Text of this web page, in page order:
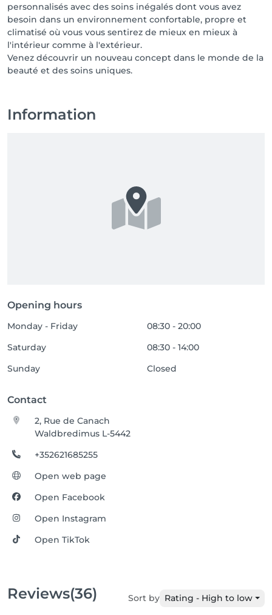
personnalisés avec des soins inégalés dont vous avez
besoin dans un environnement confortable, propre et
climatisé où vous vous sentirez de mieux en mieux à
l'intérieur comme à l'extérieur.
Venez découvrir un nouveau concept dans le monde de la
beauté et des soins uniques.
Information
Opening hours
Monday - Friday
08:30 - 20:00
Saturday
08:30 - 14:00
Sunday
Closed
Contact
2, Rue de Canach
Waldbredimus L-5442
+352621685255
Open web page
Open Facebook
Open Instagram
Open TikTok
Reviews(36) Sort by Rating - High to low